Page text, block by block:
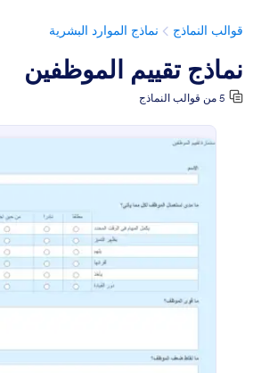
قوالب النماذج نماذج الموارد البشرية
نماذج تقييم الموظفين
5 من قوالب النماذج